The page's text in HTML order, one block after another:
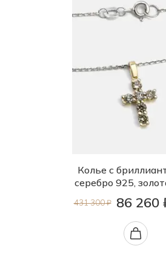
Колье с
серебро 925,
431 300 ₽ 86 260